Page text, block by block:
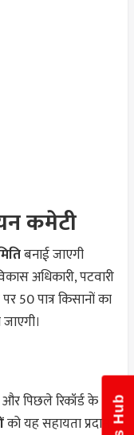
कमेटी
बनाई जाएगी
अधिकारी, पटवारी
50 पात्र किसानों का
पिछले रिकॉर्ड के
को यह सहायता प्रदान